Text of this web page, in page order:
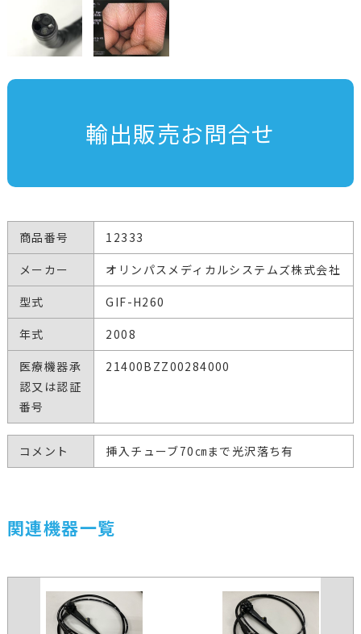
輸出販売お問合せ
商品番号
12333
メーカー
オリンパスメディカルシステムズ株式会社
型式
GIF-H260
年式
2008
医療機器承
認又は認証
番号
21400BZZ00284000
コメント 挿入チューブ70㎝まで光沢落ち有
関連機器一覧